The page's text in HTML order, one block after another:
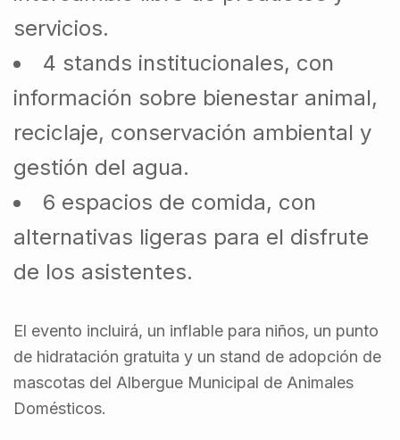
servicios.
4 stands institucionales, con
información sobre bienestar animal,
reciclaje, conservación ambiental y
gestión del agua.
6 espacios de comida, con
alternativas ligeras para el disfrute
de los asistentes.
El evento incluirá, un inflable para niños, un punto
de hidratación gratuita y un stand de adopción de
mascotas del Albergue Municipal de Animales
Domésticos.